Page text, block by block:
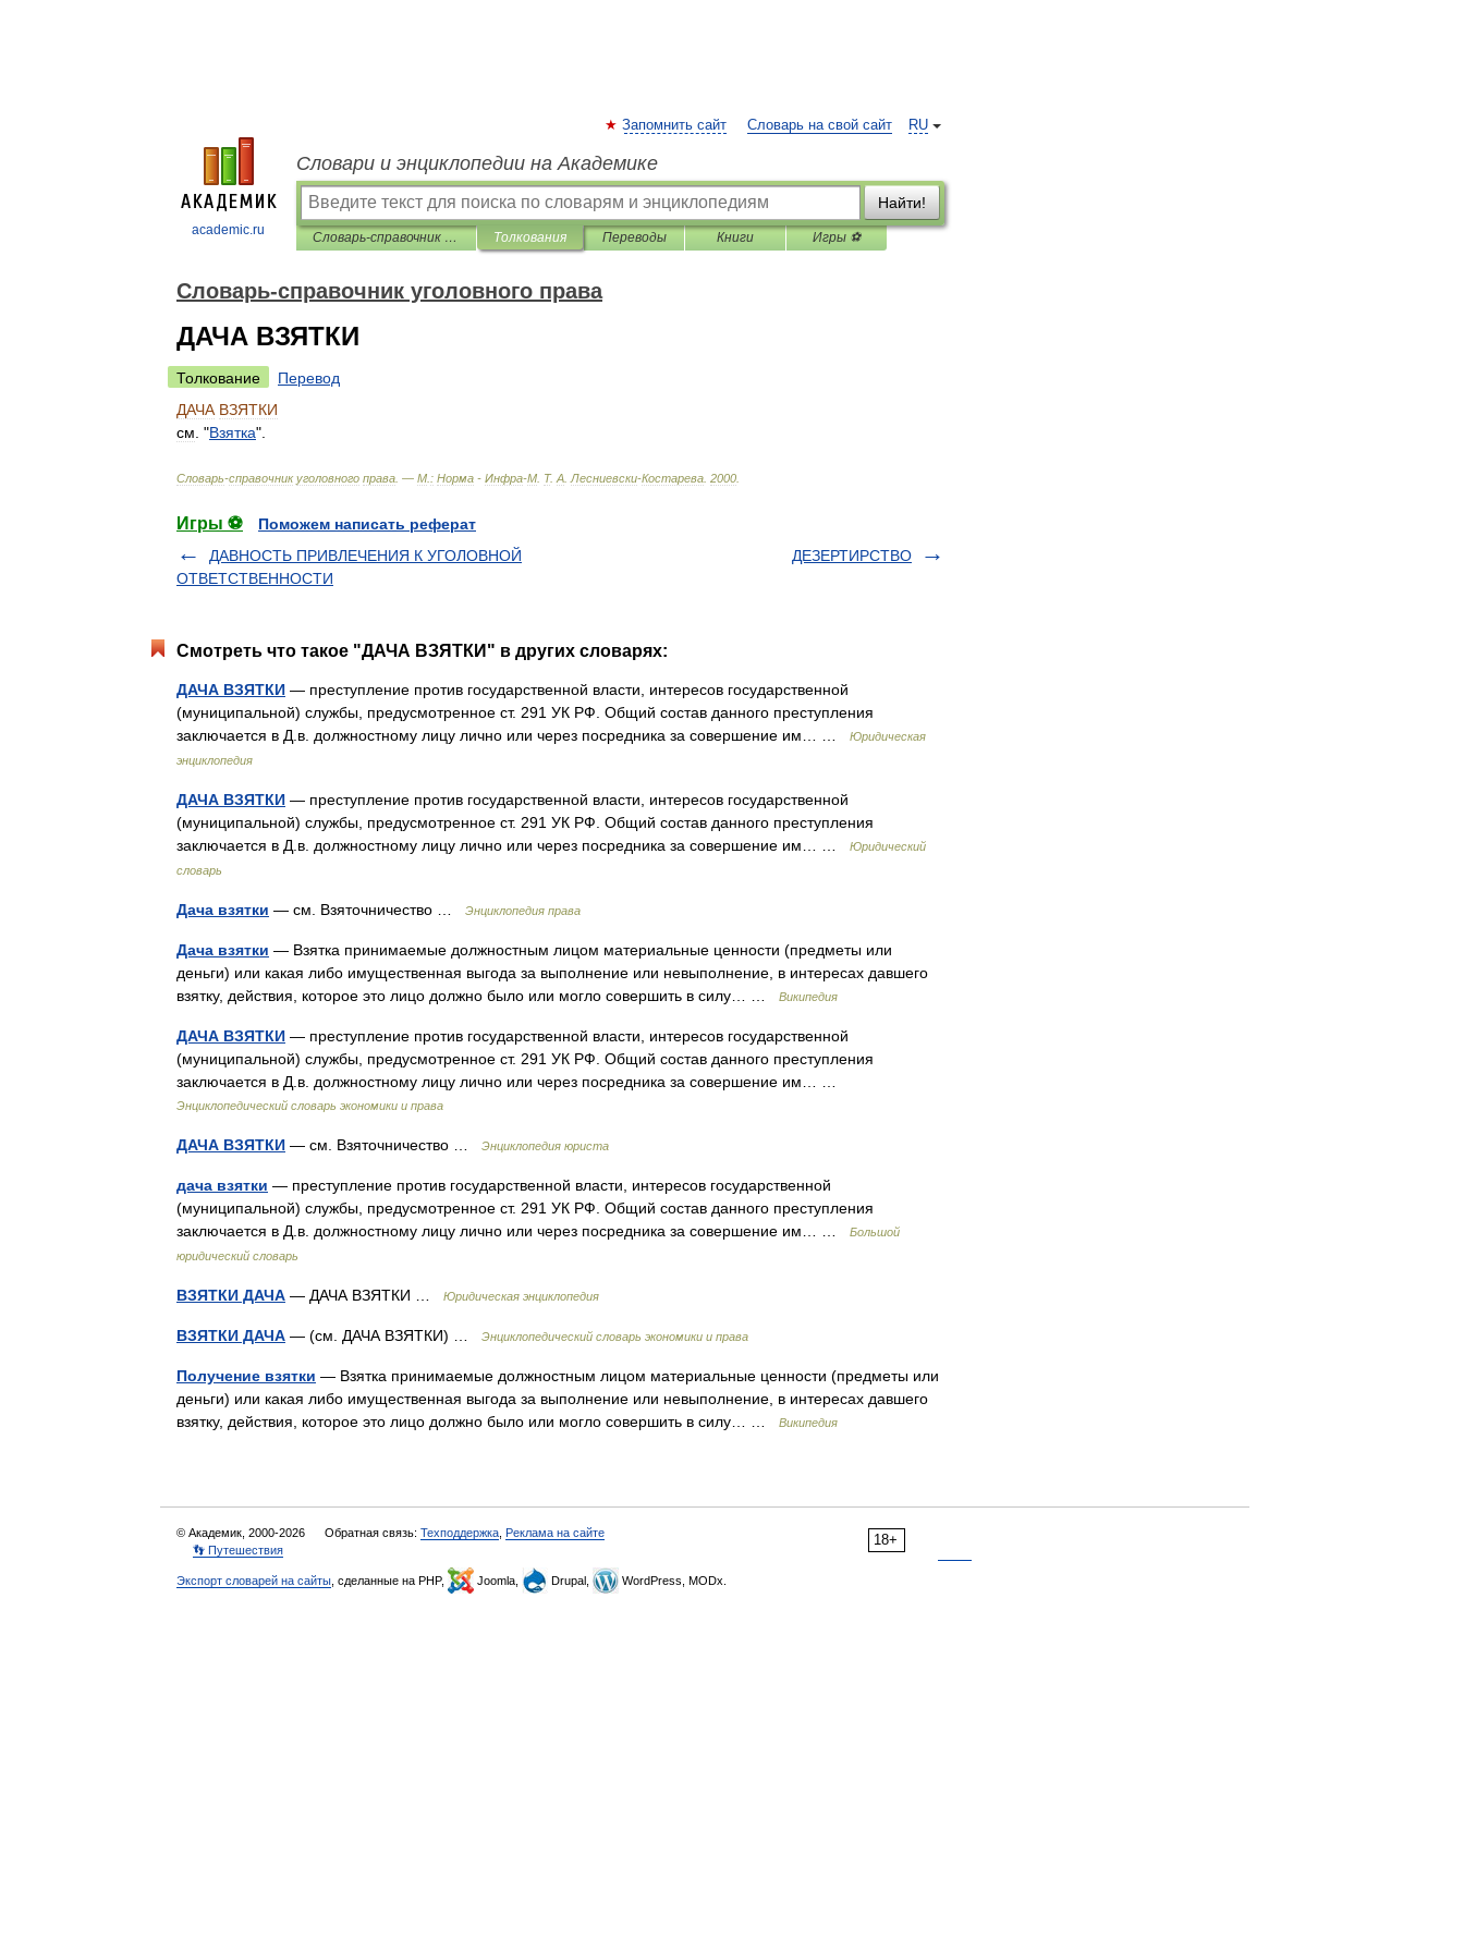
academic.ru
RU
Запомнить сайт Словарь на свой сайт
Словари и энциклопедии на Академике
Найти!
Словарь-справочник уголовного права Толкования Переводы Книги Игры ⚽
Словарь-справочник уголовного права
ДАЧА ВЗЯТКИ
Толкование
Перевод
ДАЧА ВЗЯТКИ
см . "Взятка".
Словарь-справочник уголовного права . — М : Норма - Инфра-М Т. А Лесниевски-Костарева 2000
Игры ⚽
Поможем написать реферат
ДАВНОСТЬ ПРИВЛЕЧЕНИЯ К УГОЛОВНОЙ
ОТВЕТСТВЕННОСТИ
ДЕЗЕРТИРСТВО
Смотреть что такое "ДАЧА ВЗЯТКИ" в других словарях:
ДАЧА ВЗЯТКИ — преступление против государственной власти, интересов государственной
(муниципальной) службы, предусмотренное ст. 291 УК РФ. Общий состав данного преступления
заключается в Д.в. должностному лицу лично или через посредника за совершение им… …
Юридическая
энциклопедия
ДАЧА ВЗЯТКИ — преступление против государственной власти, интересов государственной
(муниципальной) службы, предусмотренное ст. 291 УК РФ. Общий состав данного преступления
заключается в Д.в. должностному лицу лично или через посредника за совершение им… …
Юридический
словарь
Дача взятки — см. Взяточничество … Энциклопедия права
Дача взятки — Взятка принимаемые должностным лицом материальные ценности (предметы или
деньги) или какая либо имущественная выгода за выполнение или невыполнение, в интересах давшего
взятку, действия, которое это лицо должно было или могло совершить в силу… …
Википедия
ДАЧА ВЗЯТКИ — преступление против государственной власти, интересов государственной
(муниципальной) службы, предусмотренное ст. 291 УК РФ. Общий состав данного преступления
заключается в Д.в. должностному лицу лично или через посредника за совершение им… …
Энциклопедический словарь экономики и права
ДАЧА ВЗЯТКИ — см. Взяточничество … Энциклопедия юриста
дача взятки — преступление против государственной власти, интересов государственной
(муниципальной) службы, предусмотренное ст. 291 УК РФ. Общий состав данного преступления
заключается в Д.в. должностному лицу лично или через посредника за совершение им… …
Большой
юридический словарь
ВЗЯТКИ ДАЧА — ДАЧА ВЗЯТКИ … Юридическая энциклопедия
ВЗЯТКИ ДАЧА — (см. ДАЧА ВЗЯТКИ) … Энциклопедический словарь экономики и права
Получение взятки — Взятка принимаемые должностным лицом материальные ценности (предметы или
деньги) или какая либо имущественная выгода за выполнение или невыполнение, в интересах давшего
взятку, действия, которое это лицо должно было или могло совершить в силу… …
Википедия
18+
© Академик, 2000-2026 Обратная связь: Техподдержка Реклама на сайте
👣 Путешествия
Экспорт словарей на сайты , сделанные на PHP, Joomla, Drupal, WordPress, MODx.